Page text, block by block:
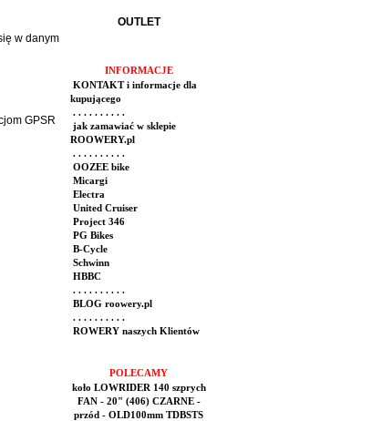
w danym
GPSR
OUTLET
INFORMACJE
KONTAKT i informacje dla
kupującego
. . . . . . . . . .
jak zamawiać w sklepie
ROOWERY.pl
. . . . . . . . . .
OOZEE bike
Micargi
Electra
United Cruiser
Project 346
PG Bikes
B-Cycle
Schwinn
HBBC
. . . . . . . . . .
BLOG roowery.pl
. . . . . . . . . .
ROWERY naszych Klientów
POLECAMY
koło LOWRIDER 140 szprych
FAN - 20" (406) CZARNE -
przód - OLD100mm TDBSTS